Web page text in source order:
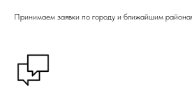
Принимаем заявки по городу и ближайшим